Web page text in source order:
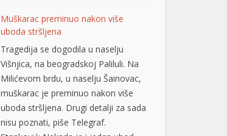
Muškarac preminuo nakon više
uboda stršljena
Tragedija se dogodila u naselju
Višnjica, na beogradskoj Paliluli. Na
Milićevom brdu, u naselju Šainovac,
muškarac je preminuo nakon više
uboda stršljena. Drugi detalji za sada
nisu poznati, piše Telegraf.